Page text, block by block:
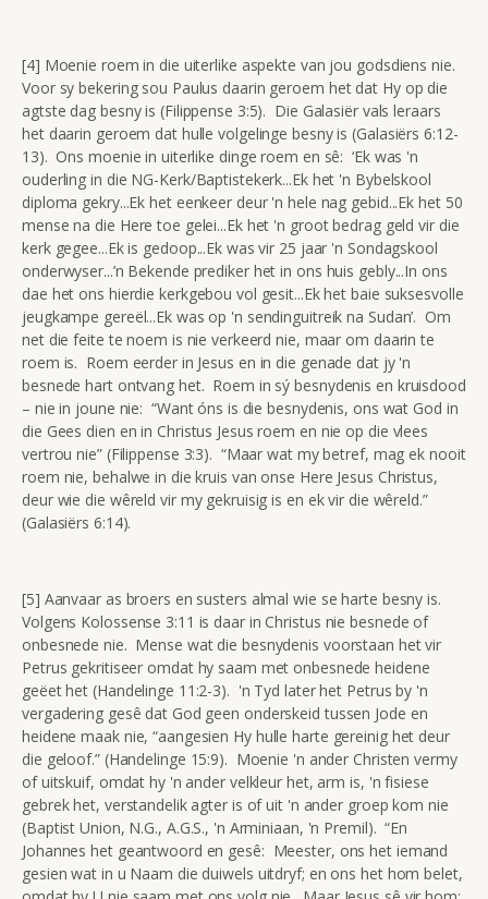
[4] Moenie roem in die uiterlike aspekte van jou godsdiens nie.
Voor sy bekering sou Paulus daarin geroem het dat Hy op die
agtste dag besny is (Filippense 3:5). Die Galasiër vals leraars
het daarin geroem dat hulle volgelinge besny is (Galasiërs 6:12-
13). Ons moenie in uiterlike dinge roem en sê: ‘Ek was 'n
ouderling in die NG-Kerk/Baptistekerk...Ek het 'n Bybelskool
diploma gekry...Ek het eenkeer deur 'n hele nag gebid...Ek het 50
mense na die Here toe gelei...Ek het 'n groot bedrag geld vir die
kerk gegee...Ek is gedoop...Ek was vir 25 jaar 'n Sondagskool
onderwyser...’n Bekende prediker het in ons huis gebly...In ons
dae het ons hierdie kerkgebou vol gesit...Ek het baie suksesvolle
jeugkampe gereël...Ek was op 'n sendinguitreik na Sudan’. Om
net die feite te noem is nie verkeerd nie, maar om daarin te
roem is. Roem eerder in Jesus en in die genade dat jy 'n
besnede hart ontvang het. Roem in sý besnydenis en kruisdood
– nie in joune nie: “Want óns is die besnydenis, ons wat God in
die Gees dien en in Christus Jesus roem en nie op die vlees
vertrou nie” (Filippense 3:3). “Maar wat my betref, mag ek nooit
roem nie, behalwe in die kruis van onse Here Jesus Christus,
deur wie die wêreld vir my gekruisig is en ek vir die wêreld.”
(Galasiërs 6:14).
[5] Aanvaar as broers en susters almal wie se harte besny is.
Volgens Kolossense 3:11 is daar in Christus nie besnede of
onbesnede nie. Mense wat die besnydenis voorstaan het vir
Petrus gekritiseer omdat hy saam met onbesnede heidene
geëet het (Handelinge 11:2-3). 'n Tyd later het Petrus by 'n
vergadering gesê dat God geen onderskeid tussen Jode en
heidene maak nie, “aangesien Hy hulle harte gereinig het deur
die geloof.” (Handelinge 15:9). Moenie 'n ander Christen vermy
of uitskuif, omdat hy 'n ander velkleur het, arm is, 'n fisiese
gebrek het, verstandelik agter is of uit 'n ander groep kom nie
(Baptist Union, N.G., A.G.S., 'n Arminiaan, 'n Premil). “En
Johannes het geantwoord en gesê: Meester, ons het iemand
gesien wat in u Naam die duiwels uitdryf; en ons het hom belet,